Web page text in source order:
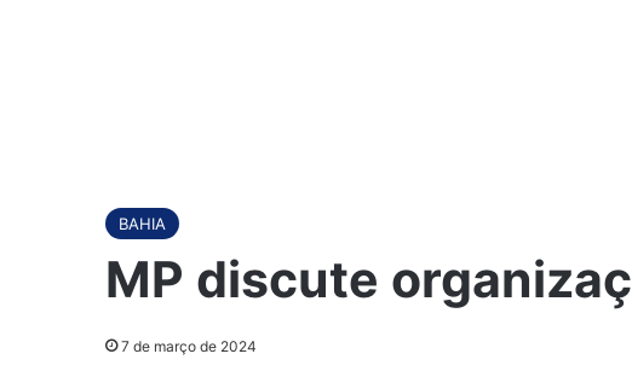
BAHIA
MP discute
7 de março de 2024